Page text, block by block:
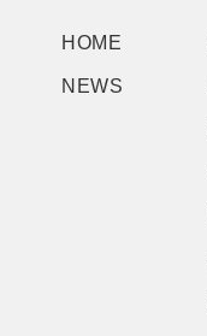
HOME
NEWS